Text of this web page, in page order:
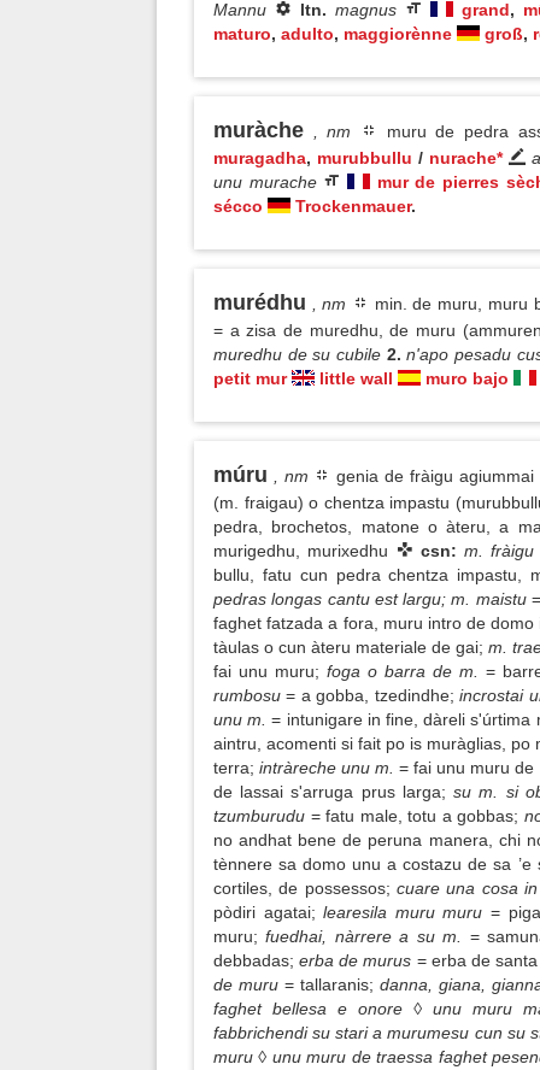
Mannu ltn. magnus grand,
maturo, adulto, maggiorènne groß,
muràche , nm
muru de pedra
muragadha, murubbullu / nurache*
unu murache
mur de pierres
sécco
Trockenmauer.
murédhu , nm
min. de muru, muru
= a zisa de muredhu, de muru
muredhu de su cubile 2.n'apo pesadu
petit mur
little wall muro bajo
múru , nm
genia de fràigu
(m. fraigau) o chentza impastu
pedra, brochetos, matone o àteru, a
murigedhu, murixedhu
csn: m.
bullu, fatu cun pedra chentza impastu,
pedras longas cantu est largu; m. maistu
faghet fatzada a fora, muru intro de
tàulas o cun àteru materiale de gai; m.
fai unu muru; foga o barra de m.=
rumbosu= a gobba, tzedindhe; incrostai
unu m.= intunigare in fine, dàreli s'úrtima
aintru, acomenti si fait po is muràglias,
terra; intràreche unu m.= fai unu muru
de lassai s'arruga prus larga; su m. si
tzumburudu = fatu male, totu a gobbas;
no andhat bene de peruna manera, chi
tènnere sa domo unu a costazu de sa
cortiles, de possessos; cuare una cosa
pòdiri agatai; learesila muru muru=
muru; fuedhai, nàrrere a su m. =
debbadas; erba de murus = erba de
de muru= tallaranis; danna, giana,
faghet bellesa e onore ◊ unu muru
fabbrichendi su stari a murumesu cun su
muru ◊ unu muru de traessa faghet